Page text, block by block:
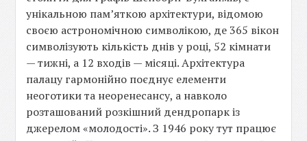
унікальною пам’яткою архітектури, відомою
своєю астрономічною символікою, де 365 вікон
символізують кількість днів у році, 52 кімнати
— тижні, а 12 входів — місяці. Архітектура
палацу гармонійно поєднує елементи
неоготики та неоренесансу, а навколо
розташований розкішний дендропарк із
джерелом «молодості». З 1946 року тут працює